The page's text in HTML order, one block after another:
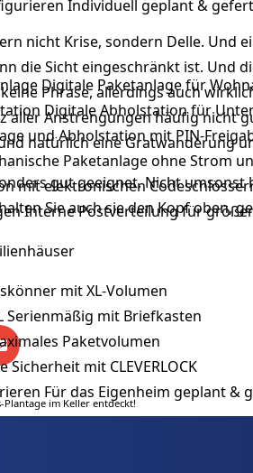
Individuell geplant &
Digitale Paketanlage für
Digitale Abholstation für
und Abholstation mit PIN-
Paketanlage ohne Strom
mit elektronischen
Interne Postverteilung für
mit XL-Volumen
Serienmäßig mit Briefkasten
Paketvolumen
Sicherheit mit CLEVERLOCK
Für das Eigenheim geplant &
nicht Krise, sondern Delle. Und
die Sicht eingeschränkt ist. Und
Phrase, allerdings auch
aller Anstrengungen häufig nicht
natürlich eine Gratwanderung
gut geeignet. Nicht
Sie auch sie den Kopf oben,
im Keller entdeckt!